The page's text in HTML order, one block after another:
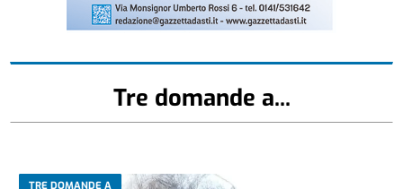
Tre domande a...
TRE DOMANDE A